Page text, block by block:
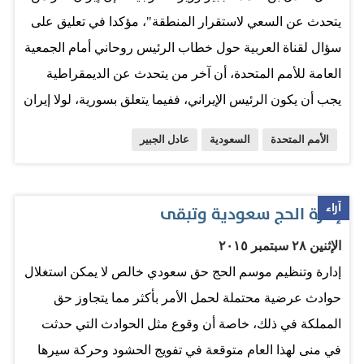
يتحدث عن السعي لاستقرار المنطقة"، مؤكدا في تعليق على
سؤال لقناة العربية حول خطاب الرئيس روحاني أمام الجمعية
العامة للأمم المتحدة، أن آخر من يتحدث عن الديمقراطية
يجب أن يكون الرئيس الإيراني، ففيما يتعلق بسورية، لولا إيران
سورية والمنطقة بأكملها، وتجنيدهم لميليشيات حزب الله
وميليشيات أخرى في المنطقة وإرسالها لسورية للدفاع عن
نظام بشار الأسد". وفي رد على قول روحاني باستعداد إيران
للمساهمة في حل سياسي في اليمن، قال: "إن المشكلة في
اليمن نتيجتها الاستيلاء على السلطة عن طريق الانقلاب الذي
قام به الحوثيون ورئيسهم المخلوع صالح، حيث إن الحوثيين
خاضوا عدة حروب في اليمن، ولهم روابط مع إيران وهي التي
الأمم المتحدة السعودية عادل الجبير
آراء
إدارة الحج سعودية وتبقى
الإثنين ٢٨ سبتمبر ٢٠١٥
إدارة وتنظيم موسم الحج حق سعودي خالص لا يمكن استغلال
حوادث عرضية محتملة لحمل الأمر بأكثر مما يتجاوز حق
المملكة في ذلك، خاصة أن وقوع مثل الحوادث التي حدثت
في منى لهذا العام متوقعة في تفويج الحشود وحركة سيرها